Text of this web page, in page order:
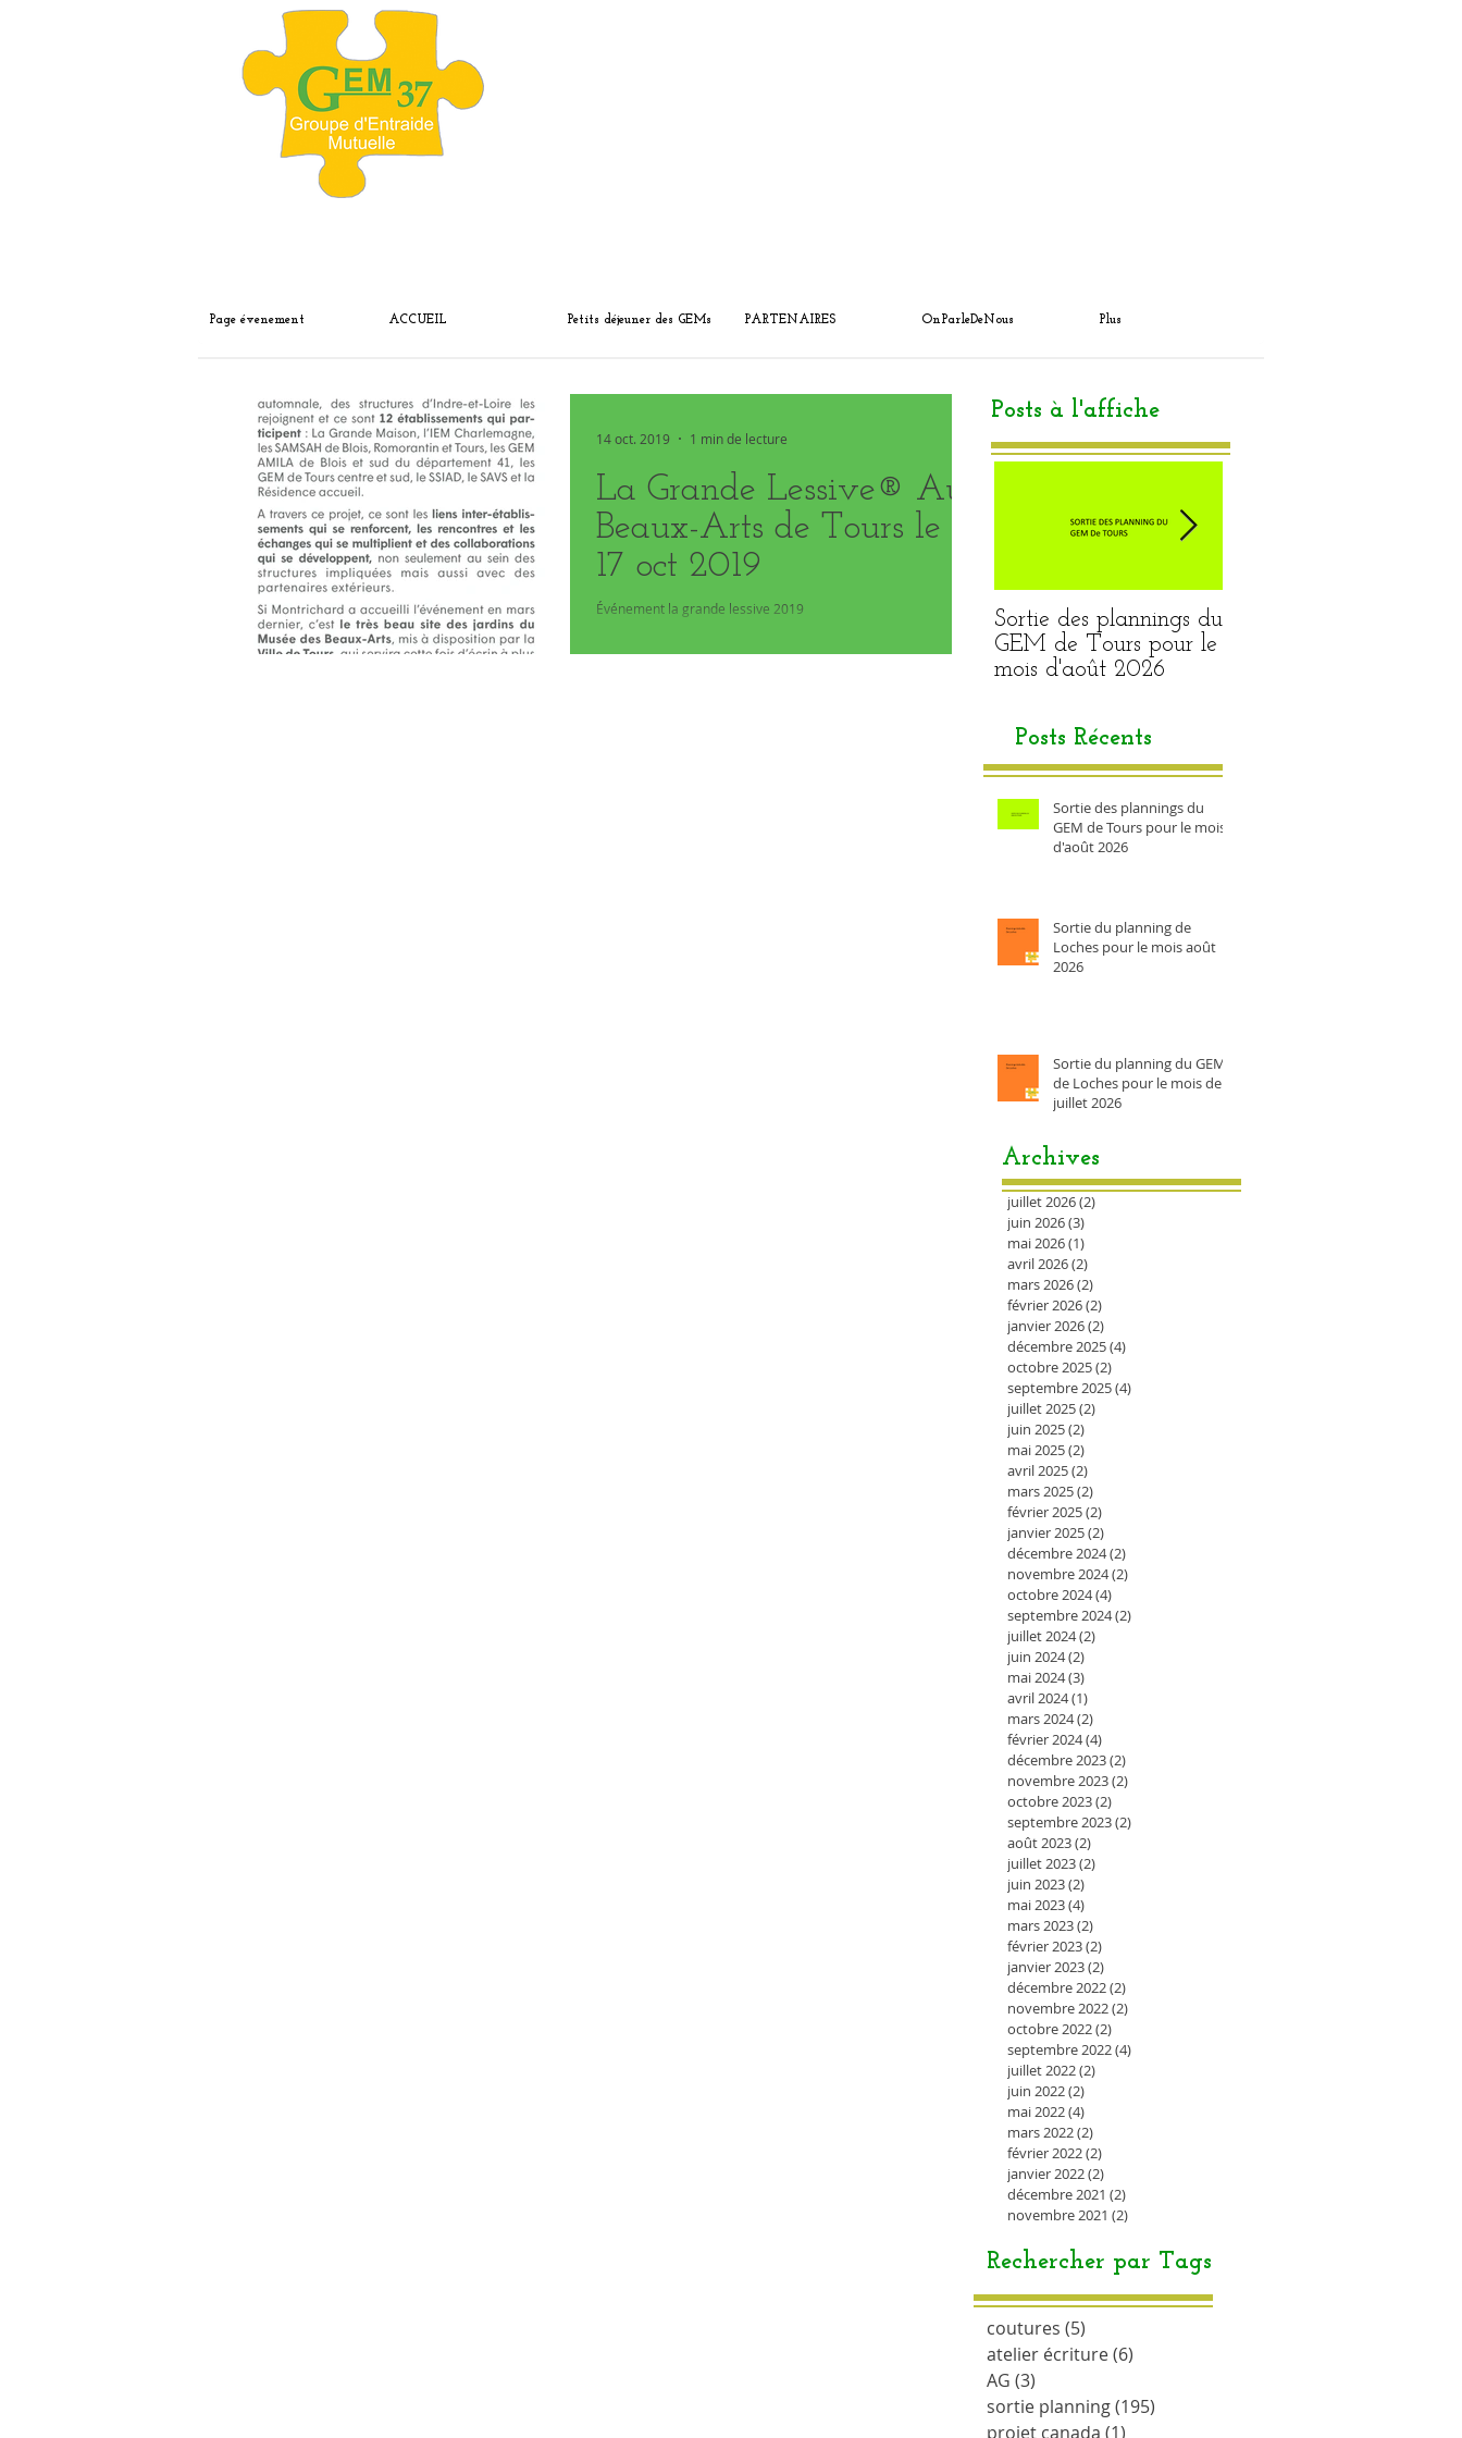
Page évenement ACCUEIL Petits déjeuner des GEMs PARTENAIRES OnParleDeNous Plus
La Grande Lessive® Au
Beaux-Arts de Tours le
17 oct 2019
Événement la grande lessive 2019
14 oct. 2019 1 min de lecture
Posts à l'affiche
Sortie des plannings du
GEM de Tours pour le
mois d'août 2026
Posts Récents
Sortie des plannings du
GEM de Tours pour le mois
d'août 2026
Sortie du planning de
Loches pour le mois août
2026
Sortie du planning du GEM
de Loches pour le mois de
juillet 2026
Archives
juillet 2026(2)
juin 2026(3)
mai 2026(1)
avril 2026(2)
mars 2026(2)
février 2026(2)
janvier 2026(2)
décembre 2025(4)
octobre 2025(2)
septembre 2025(4)
juillet 2025(2)
juin 2025(2)
mai 2025(2)
avril 2025(2)
mars 2025(2)
février 2025(2)
janvier 2025(2)
décembre 2024(2)
novembre 2024(2)
octobre 2024(4)
septembre 2024(2)
juillet 2024(2)
juin 2024(2)
mai 2024(3)
avril 2024(1)
mars 2024(2)
février 2024(4)
décembre 2023(2)
novembre 2023(2)
octobre 2023(2)
septembre 2023(2)
août 2023(2)
juillet 2023(2)
juin 2023(2)
mai 2023(4)
mars 2023(2)
février 2023(2)
janvier 2023(2)
décembre 2022(2)
novembre 2022(2)
octobre 2022(2)
septembre 2022(4)
juillet 2022(2)
juin 2022(2)
mai 2022(4)
mars 2022(2)
février 2022(2)
janvier 2022(2)
décembre 2021 (2)
novembre 2021 (2)
Rechercher par Tags
coutures (5)
atelier écriture(6)
AG (3)
sortie planning(195)
projet canada (1)